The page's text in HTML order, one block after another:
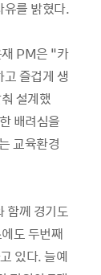
유를 밝혔다.
PM은 “카
즐겁게 생
설계했
배려심을
교육환경
함께 경기도
도 두번째
있다.늘예